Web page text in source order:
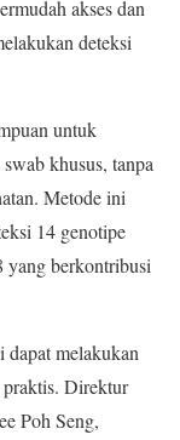
akses dan
deteksi
untuk
khusus, tanpa
Metode ini
14 genotipe
yang berkontribusi
melakukan
praktis. Direktur
Poh Seng,